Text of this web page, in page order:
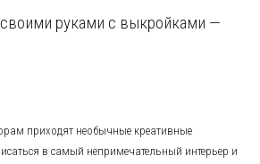
руками с выкройками —
приходят необычные креативные
в самый непримечательный интерьер и